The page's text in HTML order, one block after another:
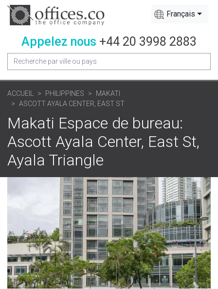
Français
Appelez nous +44 20 3998 2883
ACCUEIL PHILIPPINES
MAKATI
ASCOTT AYALA CENTER, EAST ST
Makati Espace de bureau:
Ascott Ayala Center, East St,
Ayala Triangle